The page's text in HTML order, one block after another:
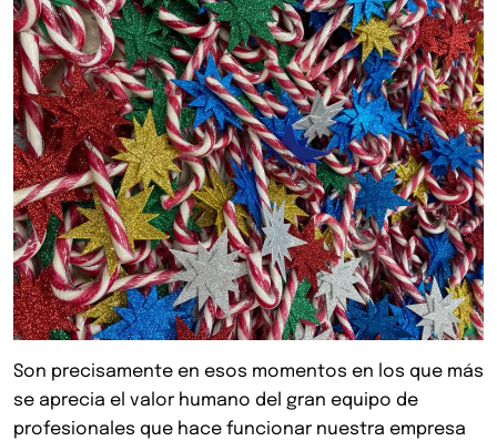
Son precisamente en esos momentos en los que más
se aprecia el valor humano del gran equipo de
profesionales que hace funcionar nuestra empresa